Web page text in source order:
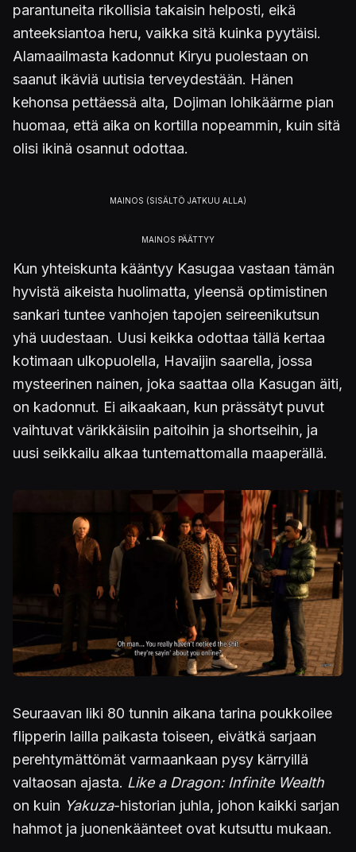
parantuneita rikollisia takaisin helposti, eikä
anteeksiantoa heru, vaikka sitä kuinka pyytäisi.
Alamaailmasta kadonnut Kiryu puolestaan on
saanut ikäviä uutisia terveydestään. Hänen
kehonsa pettäessä alta, Dojiman lohikäärme pian
huomaa, että aika on kortilla nopeammin, kuin sitä
olisi ikinä osannut odottaa.
Kun yhteiskunta kääntyy Kasugaa vastaan tämän
hyvistä aikeista huolimatta, yleensä optimistinen
sankari tuntee vanhojen tapojen seireenikutsun
yhä uudestaan. Uusi keikka odottaa tällä kertaa
kotimaan ulkopuolella, Havaijin saarella, jossa
mysteerinen nainen, joka saattaa olla Kasugan äiti,
on kadonnut. Ei aikaakaan, kun prässätyt puvut
vaihtuvat värikkäisiin paitoihin ja shortseihin, ja
uusi seikkailu alkaa tuntemattomalla maaperällä.
Seuraavan liki 80 tunnin aikana tarina poukkoilee
flipperin lailla paikasta toiseen, eivätkä sarjaan
perehtymättömät varmaankaan pysy kärryillä
valtaosan ajasta. Like a Dragon: Infinite Wealth
on kuin Yakuza-historian juhla, johon kaikki sarjan
hahmot ja juonenkäänteet ovat kutsuttu mukaan.